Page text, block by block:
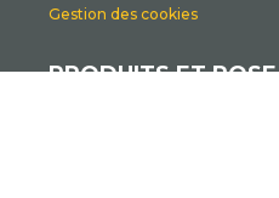
Gestion des cookies
PRODUITS ET POSE